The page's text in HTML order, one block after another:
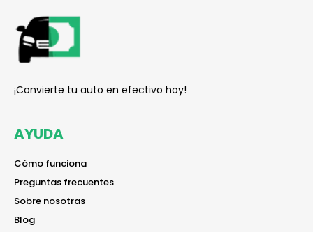
¡Convierte tu auto en efectivo hoy!
AYUDA
Cómo funciona
reader
Preguntas frecuentes
reader
Sobre nosotras
reader
Blog
reader